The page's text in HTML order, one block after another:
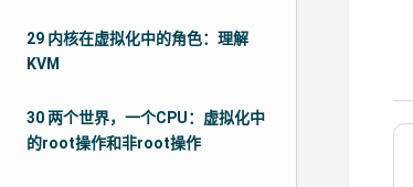
29 内核在虚拟化中的角色：理解
KVM
30 两个世界，一个CPU：虚拟化中
的root操作和非root操作